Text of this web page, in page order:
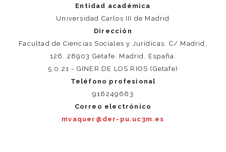
Entidad académica
Universidad Carlos III de Madrid
Dirección
Facultad de Ciencias Sociales y Jurídicas. C/ Madrid,
126. 28903 Getafe. Madrid. España.
5.0.21 - GINER DE LOS RIOS (Getafe)
Teléfono profesional
916249663
Correo electrónico
mvaquer@der-pu.uc3m.es